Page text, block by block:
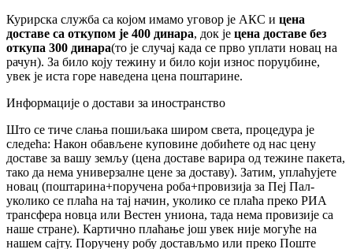
Курирска служба са којом имамо уговор је АКС и цена
доставе са откупом је 400 динара, док је цена доставе без
откупа 300 динара(то је случај када се прво уплати новац на
рачун). За било коју тежину и било који износ поруџбине,
увек је иста горе наведена цена поштарине.
Информације о достави за иностранство
Што се тиче слања пошиљака широм света, процедура је
следећа: Након обављене куповине добићете од нас цену
доставе за вашу земљу (цена доставе варира од тежине пакета,
тако да нема универзалне цене за доставу). Затим, уплаћујете
новац (поштарина+поручена роба+провизија за Пеј Пал-
уколико се плаћа на тај начин, уколико се плаћа преко РИА
трансфера новца или Вестен униона, тада нема провизије са
наше стране). Картично плаћање још увек није могуће на
нашем сајту. Поручену робу достављмо или преко Поште